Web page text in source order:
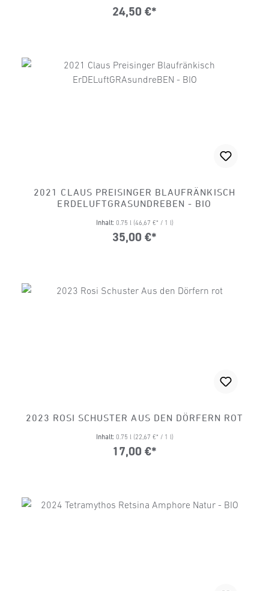
24,50 €*
2021 CLAUS PREISINGER BLAUFRÄNKISCH
ERDELUFTGRASUNDREBEN - BIO
Inhalt: 0.75 l (46,67 €* / 1 l)
35,00 €*
2023 ROSI SCHUSTER AUS DEN DÖRFERN ROT
Inhalt: 0.75 l (22,67 €* / 1 l)
17,00 €*